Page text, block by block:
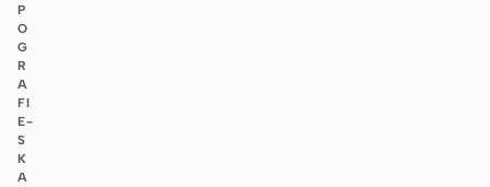
P
O
G
R
A
FI
E-
S
K
A